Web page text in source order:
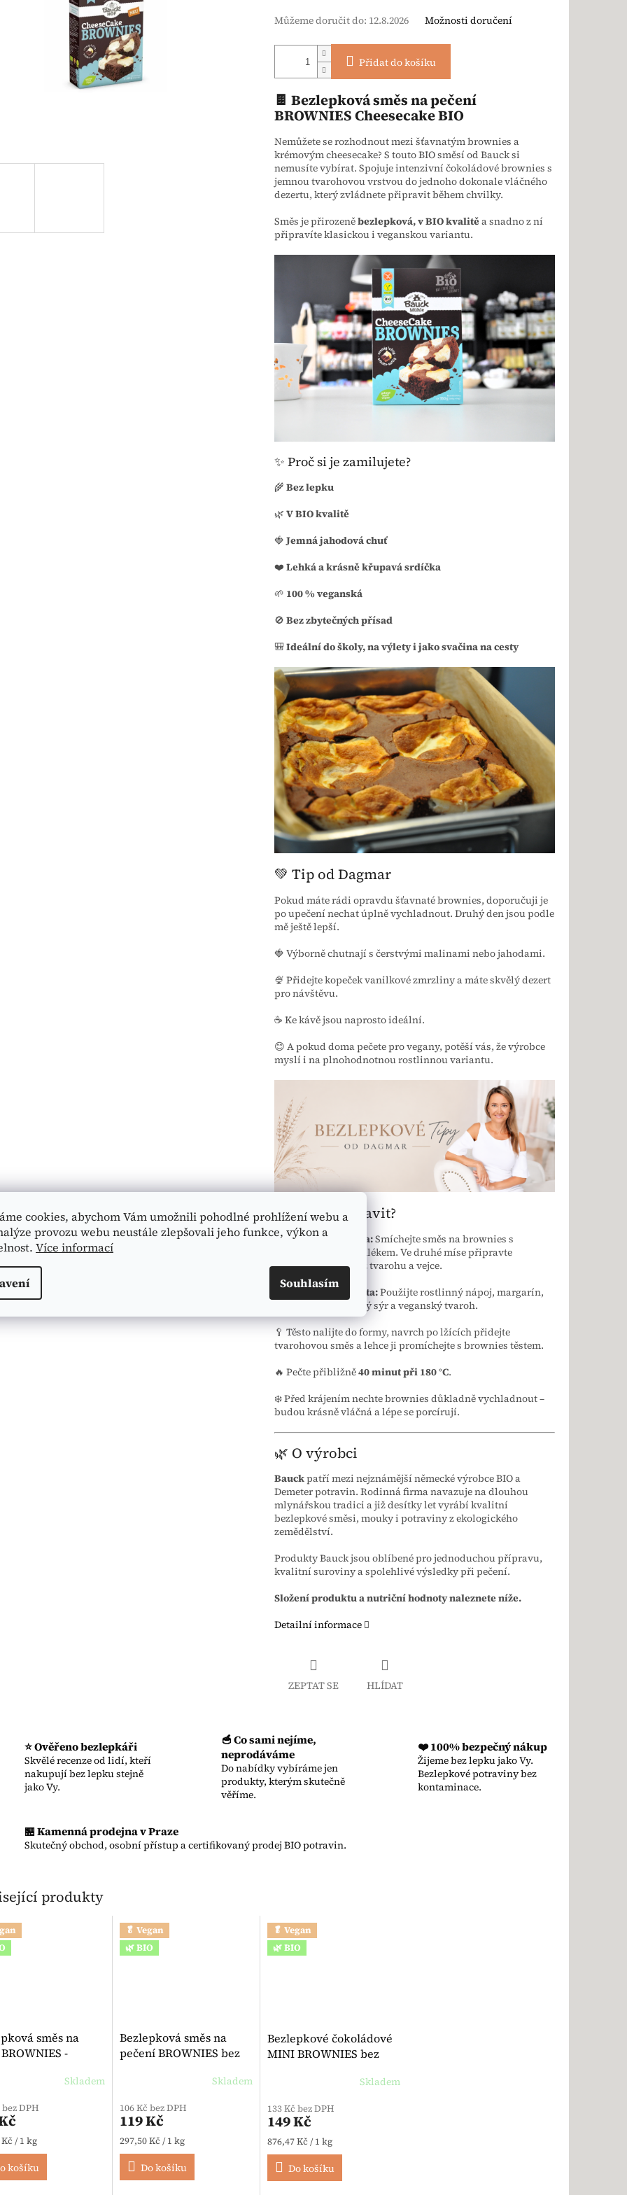
cookies, abychom Vám umožnili pohodlné prohlížení webu a
provozu webu neustále zlepšovali jeho funkce, výkon a
Více informací
Souhlasím
Můžeme doručit do: 12.8.2026 Možnosti doručení
Přidat do košíku
🍫 Bezlepková směs na pečení
BROWNIES Cheesecake BIO
Nemůžete se rozhodnout mezi šťavnatým brownies a
krémovým cheesecake? S touto BIO směsí od Bauck si
nemusíte vybírat. Spojuje intenzivní čokoládové brownies s
jemnou tvarohovou vrstvou do jednoho dokonale vláčného
dezertu, který zvládnete připravit během chvilky.
Směs je přirozeněbezlepková, v BIO kvalitěa snadno z ní
připravíte klasickou i veganskou variantu.
✨ Proč si je zamilujete?
🌾 Bez lepku
🌿 V BIO kvalitě
🍓 Jemná jahodová chuť
❤️ Lehká a krásně křupavá srdíčka
🌱 100 % veganská
🚫 Bez zbytečných přísad
🎒 Ideální do školy, na výlety i jako svačina na cesty
💚 Tip od Dagmar
Pokud máte rádi opravdu šťavnaté brownies, doporučuji je
po upečení nechat úplně vychladnout. Druhý den jsou podle
mě ještě lepší.
🍓 Výborně chutnají s čerstvými malinami nebo jahodami.
🍨 Přidejte kopeček vanilkové zmrzliny a máte skvělý dezert
pro návštěvu.
☕ Ke kávě jsou naprosto ideální.
😊 A pokud doma pečete pro vegany, potěší vás, že výrobce
myslí i na plnohodnotnou rostlinnou variantu.
👩‍🍳 Jak připravit?
🧈 Klasická varianta:Smíchejte směs na brownies s
máslem, vejcem a mlékem. Ve druhé míse připravte
tvarohovou vrstvu z tvarohu a vejce.
🌱 Veganská varianta:Použijte rostlinný nápoj, margarín,
veganský smetanový sýr a veganský tvaroh.
🥄 Těsto nalijte do formy, navrch po lžících přidejte
tvarohovou směs a lehce ji promíchejte s brownies těstem.
🔥 Pečte přibližně40 minut při 180 °C.
❄️ Před krájením nechte brownies důkladně vychladnout –
budou krásně vláčná a lépe se porcírují.
🌿 O výrobci
Bauckpatří mezi nejznámější německé výrobce BIO a
Demeter potravin. Rodinná firma navazuje na dlouhou
mlynářskou tradici a již desítky let vyrábí kvalitní
bezlepkové směsi, mouky i potraviny z ekologického
zemědělství.
Produkty Bauck jsou oblíbené pro jednoduchou přípravu,
kvalitní suroviny a spolehlivé výsledky při pečení.
Složení produktu a nutriční hodnoty naleznete níže.
Detailní informace
ZEPTAT SE HLÍDAT
⭐ Ověřeno bezlepkáři
Skvělé recenze od lidí, kteří
nakupují bez lepku stejně
jako Vy.
🥣 Co sami nejíme,
neprodáváme
Do nabídky vybíráme jen
produkty, kterým skutečně
věříme.
❤️ 100% bezpečný nákup
Žijeme bez lepku jako Vy.
Bezlepkové potraviny bez
kontaminace.
🏪 Kamenná prodejna v Praze
Skutečný obchod, osobní přístup a certifikovaný prodej BIO potravin.
produkty
směs na
-
Skladem
bez DPH
/ 1 kg
košíku
🥬 Vegan
🌿 BIO
Bezlepková směs na
pečení BROWNIES bez
Průměrné hodnocení produktu je 5,0 z 5 hvězdiček.
Skladem
106 Kč bez DPH
119 Kč
Měrná cena:
297,50 Kč / 1 kg
Do košíku
🥬 Vegan
🌿 BIO
Bezlepkové čokoládové
MINI BROWNIES bez
Skladem
133 Kč bez DPH
149 Kč
Měrná cena:
876,47 Kč / 1 kg
Do košíku